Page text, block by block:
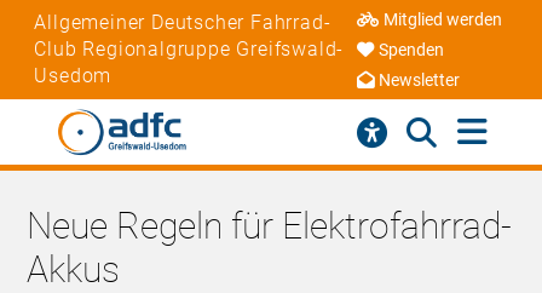
Allgemeiner Deutscher Fahrrad-
Club Regionalgruppe Greifswald-
Usedom
Mitglied werden
Spenden
Newsletter
Neue Regeln für Elektrofahrrad-
Akkus